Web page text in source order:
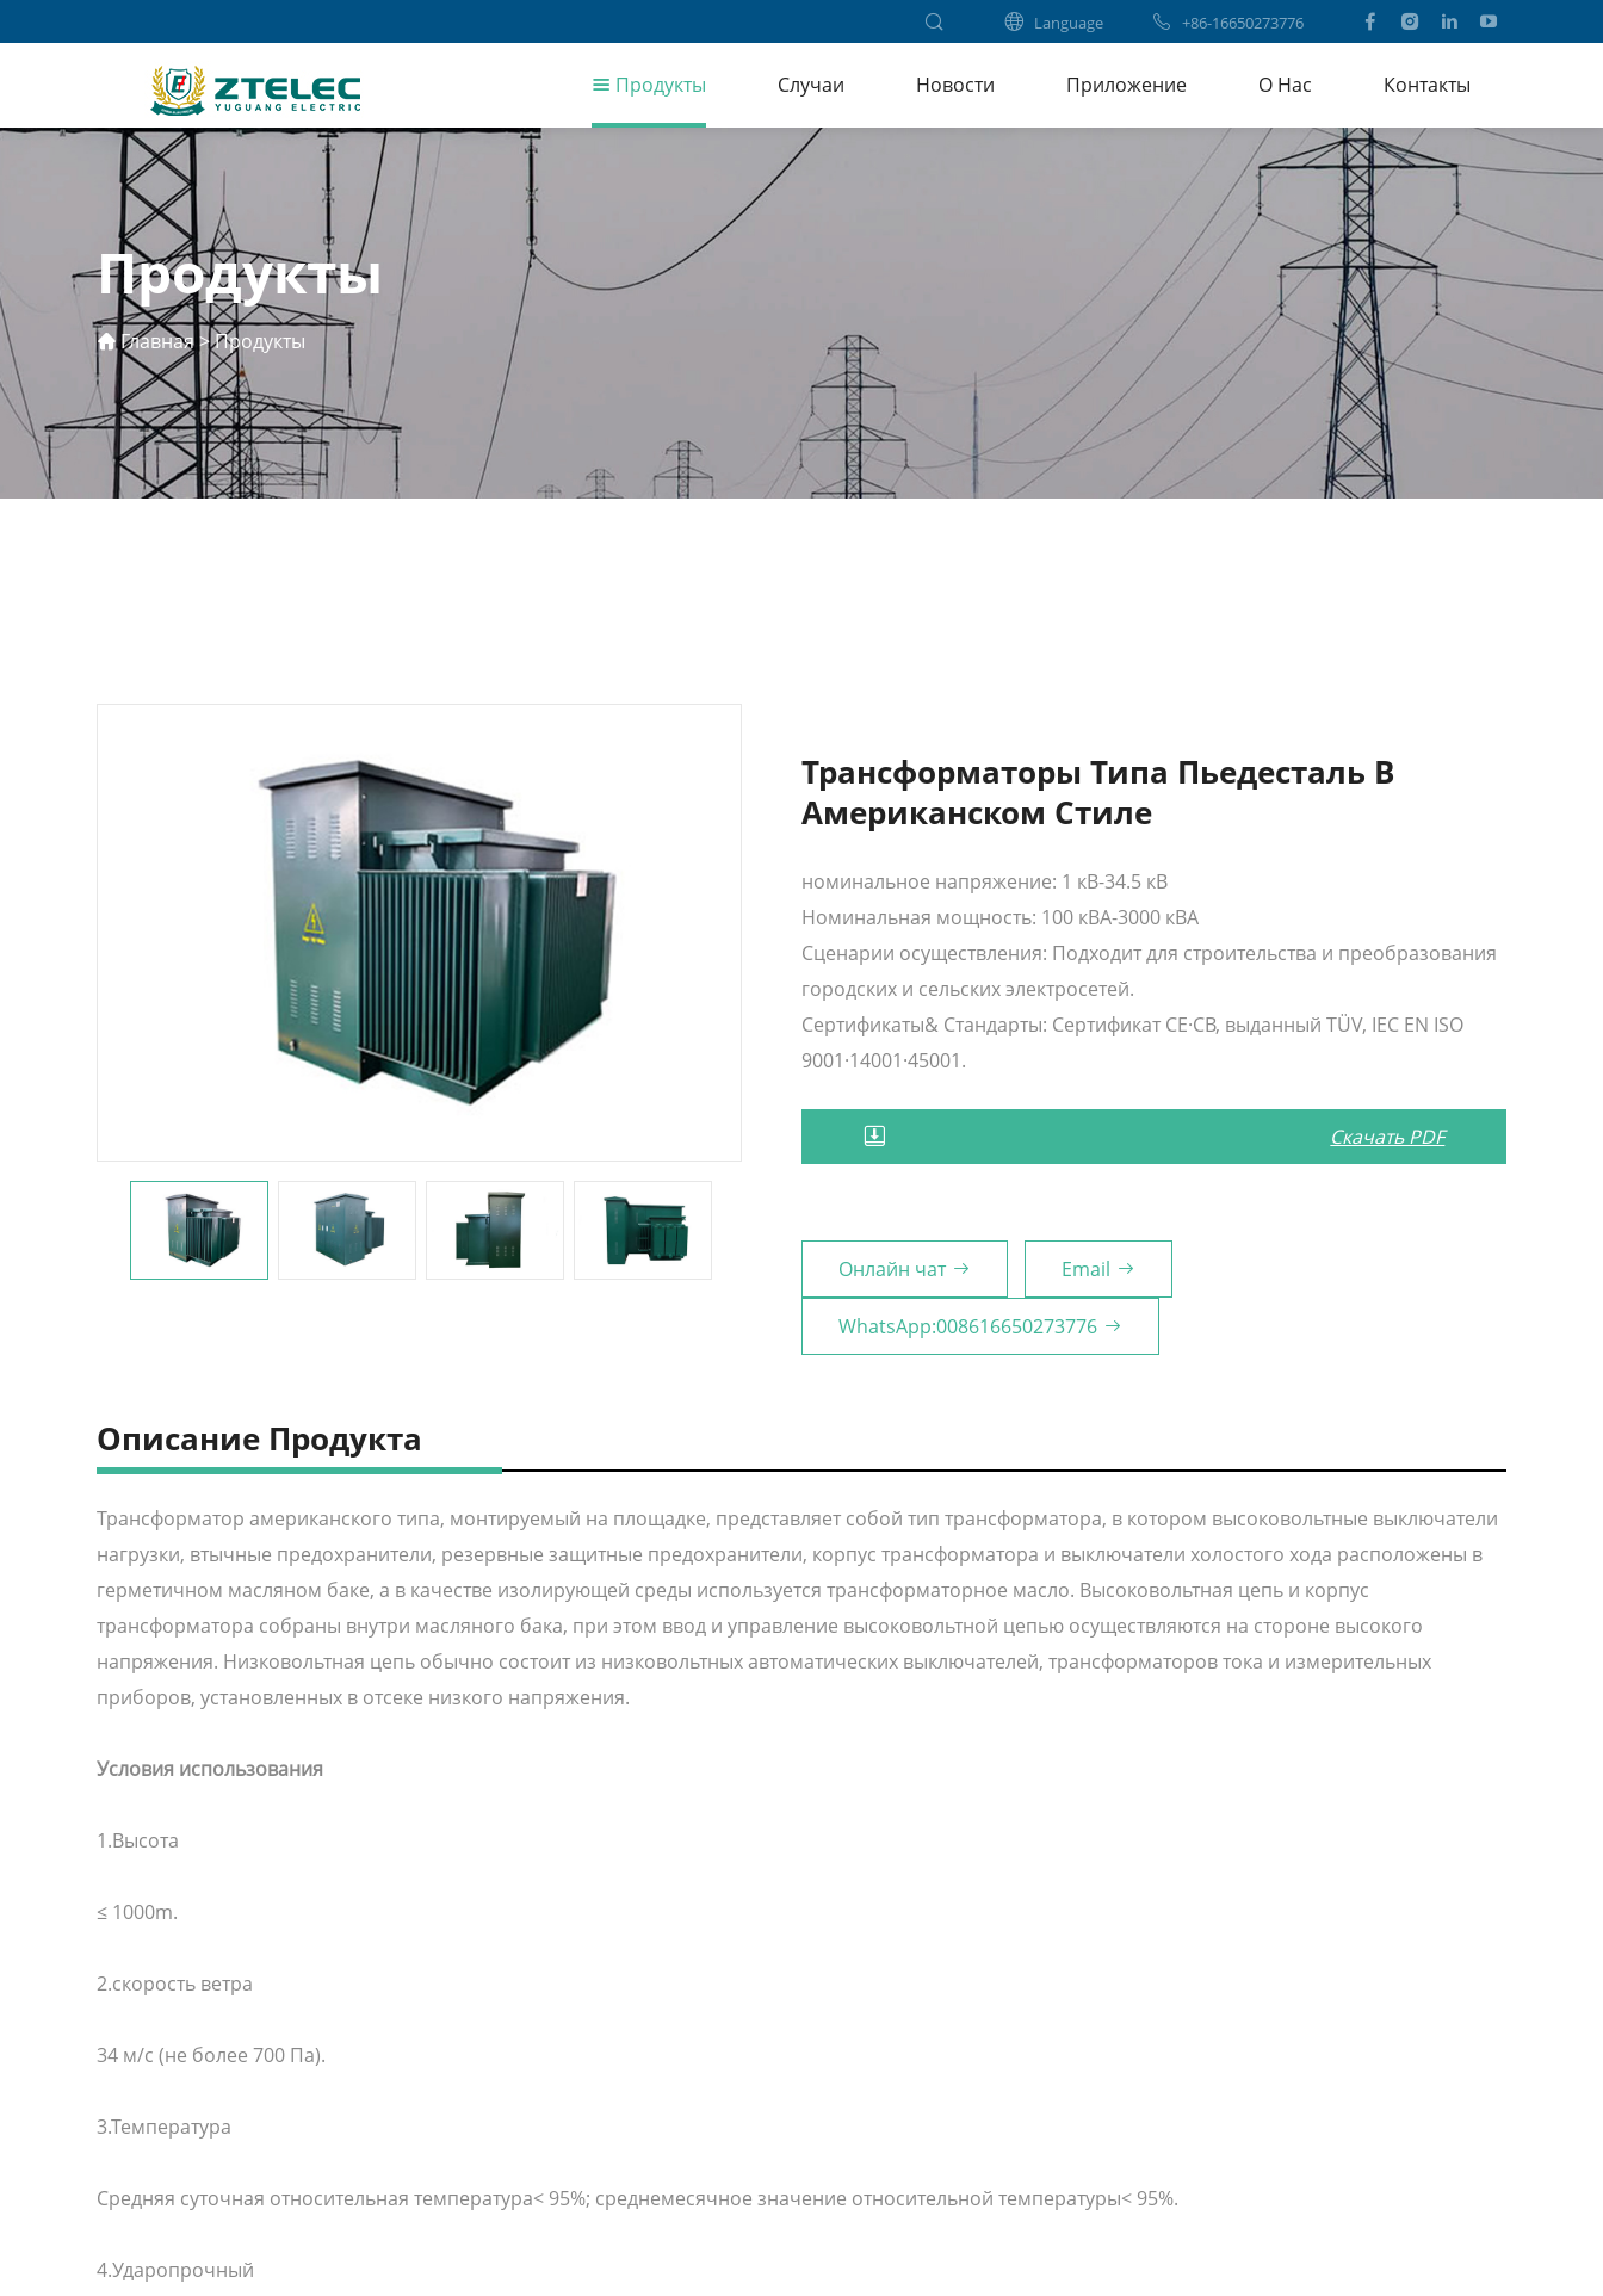
Language +86-16650273776
Продукты Случаи Новости Приложение О Нас Контакты
Продукты
Главная>Продукты
Трансформаторы Типа Пьедесталь В
Американском Стиле
номинальное напряжение: 1 кВ-34.5 кВ
Номинальная мощность: 100 кВА-3000 кВА
Сценарии осуществления: Подходит для строительства и преобразования
городских и сельских электросетей.
Сертификаты& Стандарты: Сертификат CE·CB, выданный TÜV, IEC EN ISO
9001·14001·45001.
Скачать PDF
Онлайн чат Email
WhatsApp:008616650273776
Описание Продукта
Трансформатор американского типа, монтируемый на площадке, представляет собой тип трансформатора, в котором высоковольтные выключатели
нагрузки, втычные предохранители, резервные защитные предохранители, корпус трансформатора и выключатели холостого хода расположены в
герметичном масляном баке, а в качестве изолирующей среды используется трансформаторное масло. Высоковольтная цепь и корпус
трансформатора собраны внутри масляного бака, при этом ввод и управление высоковольтной цепью осуществляются на стороне высокого
напряжения. Низковольтная цепь обычно состоит из низковольтных автоматических выключателей, трансформаторов тока и измерительных
приборов, установленных в отсеке низкого напряжения.
Условия использования
1.Высота
≤ 1000m.
2.скорость ветра
34 м/с (не более 700 Па).
3.Температура
Средняя суточная относительная температура< 95%; среднемесячное значение относительной температуры< 95%.
4.Ударопрочный